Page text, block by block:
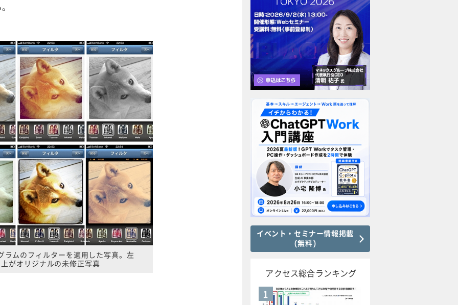
ラムのフィルターを適用した写真。左
上がオリジナルの未修正写真
イベント・セミナー情報掲載
(無料)
アクセス総合ランキング
1